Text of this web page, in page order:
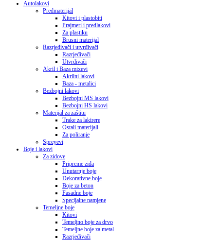
Autolakovi
Predmaterijal
Kitovi i plastobiti
Prajmeri i predlakovi
Za plastiku
Brusni materijal
Razrjeđivači i utvrđivači
Razrjeđivači
Utvrđivači
Akril i Baza mixevi
Akrilni lakovi
Baza - metalici
Bezbojni lakovi
Bezbojni MS lakovi
Bezbojni HS lakovi
Materijal za zaštitu
Trake za lakirere
Ostali materijali
Za poliranje
Spreyevi
Boje i lakovi
Za zidove
Pripreme zida
Unutarnje boje
Dekorativne boje
Boje za beton
Fasadne boje
Specijalne namjene
Temeljne boje
Kitovi
Temeljno boje za drvo
Temeljne boje za metal
Razrjeđivači